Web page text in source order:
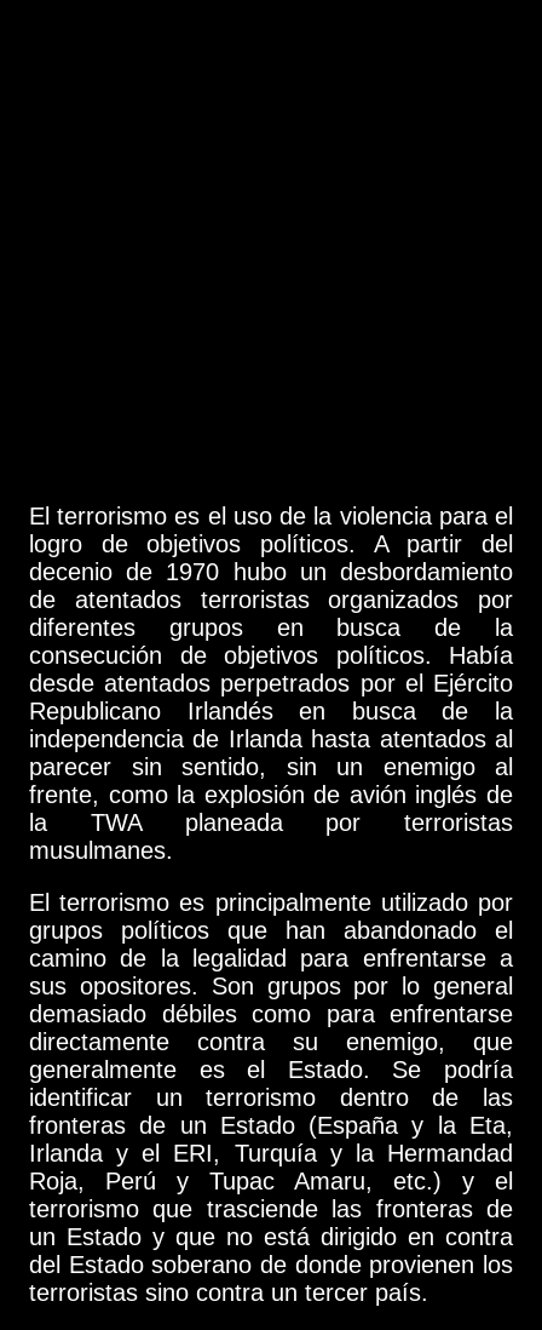
El terrorismo es el uso de la violencia para el
logro de objetivos políticos. A partir del
decenio de 1970 hubo un desbordamiento
de atentados terroristas organizados por
diferentes grupos en busca de la
consecución de objetivos políticos. Había
desde atentados perpetrados por el Ejército
Republicano Irlandés en busca de la
independencia de Irlanda hasta atentados al
parecer sin sentido, sin un enemigo al
frente, como la explosión de avión inglés de
la TWA planeada por terroristas
musulmanes.
El terrorismo es principalmente utilizado por
grupos políticos que han abandonado el
camino de la legalidad para enfrentarse a
sus opositores. Son grupos por lo general
demasiado débiles como para enfrentarse
directamente contra su enemigo, que
generalmente es el Estado. Se podría
identificar un terrorismo dentro de las
fronteras de un Estado (España y la Eta,
Irlanda y el ERI, Turquía y la Hermandad
Roja, Perú y Tupac Amaru, etc.) y el
terrorismo que trasciende las fronteras de
un Estado y que no está dirigido en contra
del Estado soberano de donde provienen los
terroristas sino contra un tercer país.